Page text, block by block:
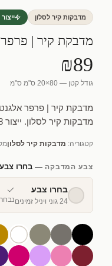
מדבקות קיר לסלון
מדבקת קיר | פרפר
₪89
גודל קטן — 80×20 ס"מ ס"מ
מדבקת קיר | פרפר
מדבקות קיר לסלון. ייצור 48 שעות, חיתוך לפי מידה.
קטגוריה: מדבקות קיר לסלון
צבע המדבקה— בחרו
בחרו צבע
24 גוני ויניל זמינים נבחר